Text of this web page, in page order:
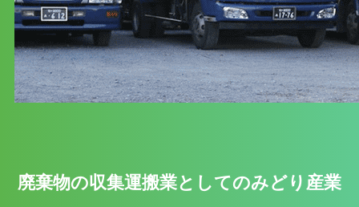
廃棄物の収集運搬業としてのみどり産業